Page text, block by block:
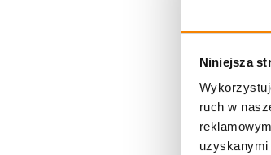
Niniejsza
ruch w
uzyskanymi